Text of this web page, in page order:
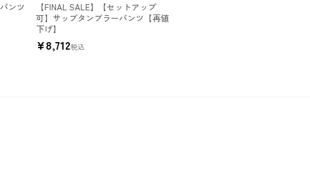
ンツ
【FINAL SALE】【セットアップ
可】サップタンブラーパンツ【再値
下げ】
¥8,712税込